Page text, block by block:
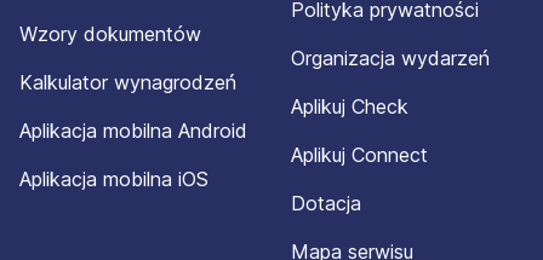
Wzory dokumentów
Kalkulator wynagrodzeń
Aplikacja mobilna Android
Aplikacja mobilna iOS
Polityka prywatności
Organizacja wydarzeń
Aplikuj Check
Aplikuj Connect
Dotacja
Mapa serwisu